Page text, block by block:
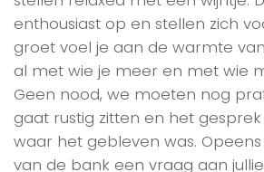
enthousiast op en stellen zich
groet voel je aan de warmte
al met wie je meer en met wie
Geen nood, we moeten nog
gaat rustig zitten en het
waar het gebleven was.
van de bank een vraag aan